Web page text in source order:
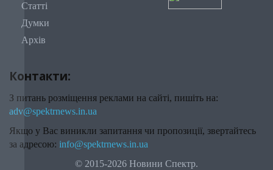
Статті
Думки
Архів
Контакти:
З питань розміщення реклами на сайті, пишіть на:
adv@spektrnews.in.ua
Якщо у Вас виникли запитання чи пропозиції, звертайтесь
за адресою: info@spektrnews.in.ua
© 2015-2026 Новини Спектр.